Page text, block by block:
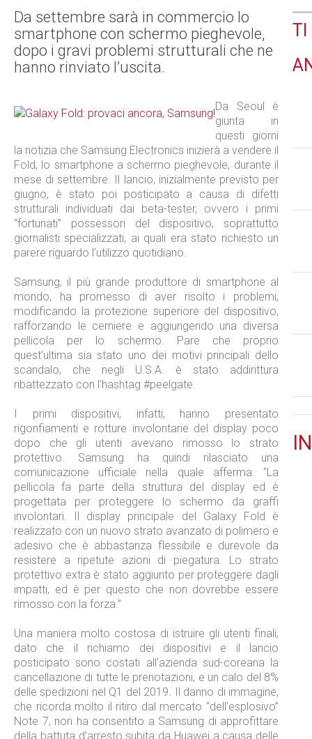
Da settembre sarà in commercio lo
smartphone con schermo pieghevole,
dopo i gravi problemi strutturali che ne
hanno rinviato l’uscita.
Da Seoul è
giunta in
questi giorni
la notizia che Samsung Electronics inizierà a vendere il
Fold, lo smartphone a schermo pieghevole, durante il
mese di settembre. Il lancio, inizialmente previsto per
giugno, è stato poi posticipato a causa di difetti
strutturali individuati dai beta-tester, ovvero i primi
“fortunati” possessori del dispositivo, soprattutto
giornalisti specializzati, ai quali era stato richiesto un
parere riguardo l’utilizzo quotidiano.
Samsung, il più grande produttore di smartphone al
mondo, ha promesso di aver risolto i problemi,
modificando la protezione superiore del dispositivo,
rafforzando le cerniere e aggiungendo una diversa
pellicola per lo schermo. Pare che proprio
quest’ultima sia stato uno dei motivi principali dello
scandalo, che negli U.S.A. è stato addirittura
ribattezzato con l’hashtag #peelgate.
I primi dispositivi, infatti, hanno presentato
rigonfiamenti e rotture involontarie del display poco
dopo che gli utenti avevano rimosso lo strato
protettivo. Samsung ha quindi rilasciato una
comunicazione ufficiale nella quale afferma: “La
pellicola fa parte della struttura del display ed è
progettata per proteggere lo schermo da graffi
involontari. Il display principale del Galaxy Fold è
realizzato con un nuovo strato avanzato di polimero e
adesivo che è abbastanza flessibile e durevole da
resistere a ripetute azioni di piegatura. Lo strato
protettivo extra è stato aggiunto per proteggere dagli
impatti, ed è per questo che non dovrebbe essere
rimosso con la forza.”
Una maniera molto costosa di istruire gli utenti finali,
dato che il richiamo dei dispositivi e il lancio
posticipato sono costati all’azienda sud-coreana la
cancellazione di tutte le prenotazioni, e un calo del 8%
delle spedizioni nel Q1 del 2019. Il danno di immagine,
che ricorda molto il ritiro dal mercato “dell’esplosivo”
Note 7, non ha consentito a Samsung di approfittare
della battuta d’arresto subita da Huawei a causa delle
TI
IN